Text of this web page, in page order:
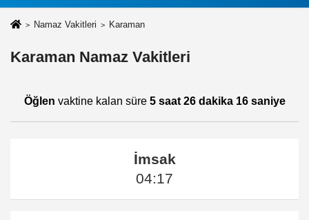
Namaz Vakitleri Karaman
Karaman Namaz Vakitleri
Öğlen vaktine kalan süre 5 saat 26 dakika 16 saniye
İmsak
04:17